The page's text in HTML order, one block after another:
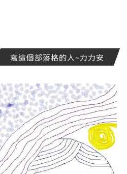
寫這個部落格的人~力力安